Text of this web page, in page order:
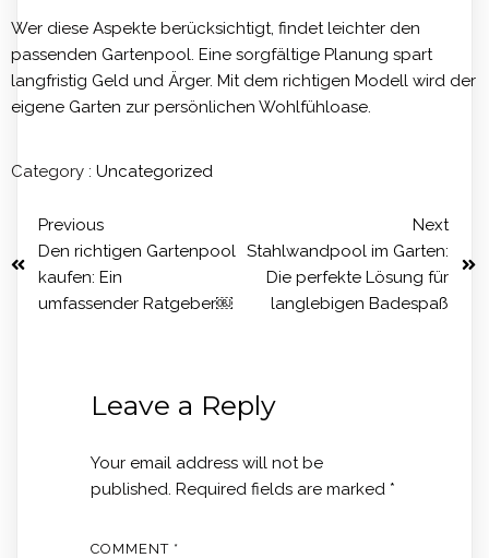
Wer diese Aspekte berücksichtigt, findet leichter den
passenden Gartenpool. Eine sorgfältige Planung spart
langfristig Geld und Ärger. Mit dem richtigen Modell wird der
eigene Garten zur persönlichen Wohlfühloase.
Category : Uncategorized
Previous
Den richtigen Gartenpool
kaufen: Ein
umfassender Ratgeber￼
Next
Stahlwandpool im Garten:
Die perfekte Lösung für
langlebigen Badespaß
Leave a Reply
Your email address will not be
published. Required fields are marked *
COMMENT *